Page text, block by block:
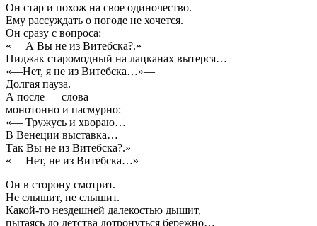
Он стар и похож на свое одиночество.
Ему рассуждать о погоде не хочется.
Он сразу с вопроса:
«— А Вы не из Витебска?.»—
Пиджак старомодный на лацканах вытерся…
«—Нет, я не из Витебска…»—
Долгая пауза.
А после — слова
монотонно и пасмурно:
«— Тружусь и хвораю…
В Венеции выставка…
Так Вы не из Витебска?.»
«— Нет, не из Витебска…»
Он в сторону смотрит.
Не слышит, не слышит.
Какой-то нездешней далекостью дышит,
пытаясь до детства дотронуться бережно…